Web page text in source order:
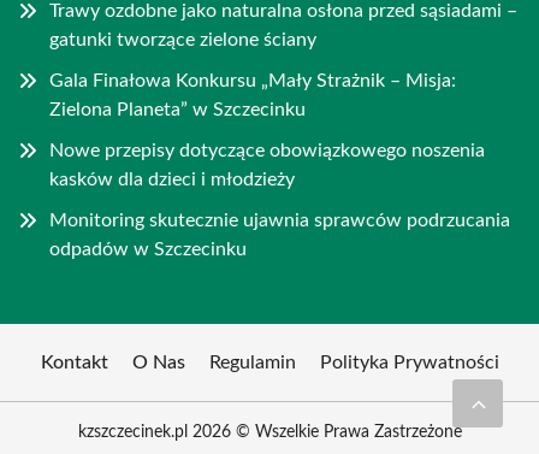
Trawy ozdobne jako naturalna osłona przed sąsiadami –
gatunki tworzące zielone ściany
Gala Finałowa Konkursu „Mały Strażnik – Misja:
Zielona Planeta” w Szczecinku
Nowe przepisy dotyczące obowiązkowego noszenia
kasków dla dzieci i młodzieży
Monitoring skutecznie ujawnia sprawców podrzucania
odpadów w Szczecinku
Kontakt O Nas Regulamin Polityka Prywatności
kzszczecinek.pl 2026 © Wszelkie Prawa Zastrzeżone